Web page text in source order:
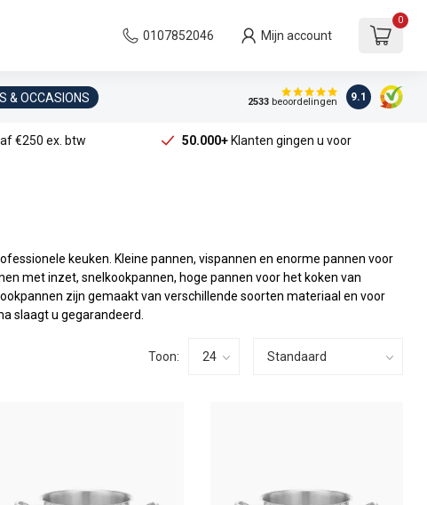
0107852046 Mijn account
0
& OCCASIONS 2533beoordelingen 9.1
€250 ex. btw 50.000+Klanten gingen u voor
keuken. Kleine pannen, vispannen en enorme pannen voor
met inzet, snelkookpannen, hoge pannen voor het koken van
zijn gemaakt van verschillende soorten materiaal en voor
slaagt u gegarandeerd.
Toon: